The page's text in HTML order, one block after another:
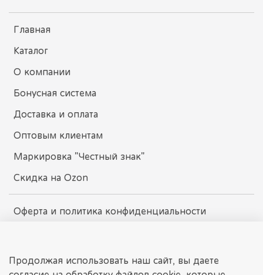
Главная
Каталог
О компании
Бонусная система
Доставка и оплата
Оптовым клиентам
Маркировка "Честный знак"
Скидка на Ozon
Оферта и политика конфиденциальности
Продолжая использовать наш сайт, вы даете